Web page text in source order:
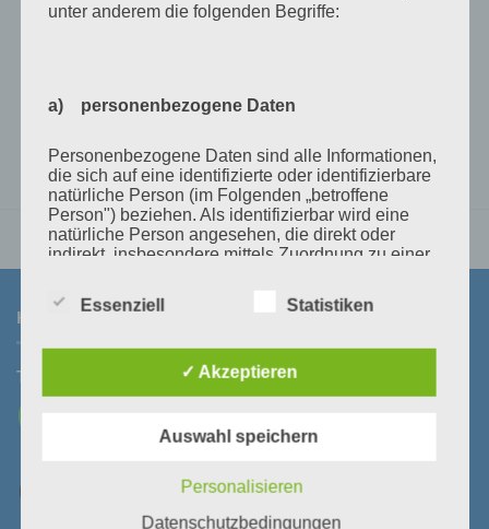
BATTERIEKABEL
IN DEN WARENKORB
KONTAKT
Tel: Mail:office@polz.at
unter anderem die folgenden Begriffe:
a) personenbezogene Daten
Personenbezogene Daten sind alle Informationen,
die sich auf eine identifizierte oder identifizierbare
natürliche Person (im Folgenden „betroffene
Person") beziehen. Als identifizierbar wird eine
natürliche Person angesehen, die direkt oder
indirekt, insbesondere mittels Zuordnung zu einer
Kennnummer, zu Standortdaten, zu einer Online-
Kennung oder zu einem oder mehreren
physischen, physiologischen, genetischen,
psychischen, wirtschaftlichen, kulturellen oder
sozialen Identität dieser natürlichen Person sind,
b) betroffene Person
Essenziell Statistiken
✓ Akzeptieren
Auswahl speichern
Personalisieren
Datenschutzbedingungen